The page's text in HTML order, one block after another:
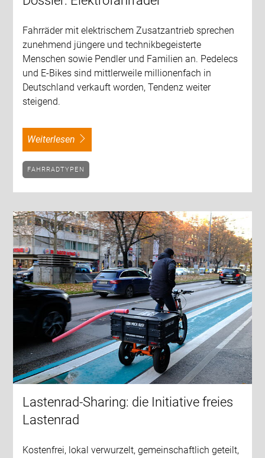
Fahrräder mit elektrischem Zusatzantrieb sprechen
zunehmend jüngere und technikbegeisterte
Menschen sowie Pendler und Familien an. Pedelecs
und E-Bikes sind mittlerweile millionenfach in
Deutschland verkauft worden, Tendenz weiter
steigend.
weiterlesen
FAHRRADTYPEN
Lastenrad-Sharing: die Initiative freies
Lastenrad
Kostenfrei, lokal verwurzelt, gemeinschaftlich geteilt,